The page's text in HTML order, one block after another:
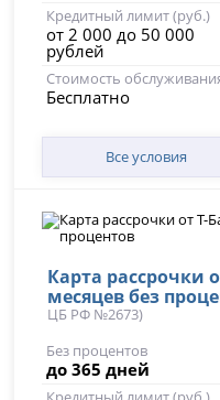
Кредитный лимит (руб.)
от 2 000 до 50 000
рублей
Стоимость
Бесплатно
Все условия
Карта рассрочки
месяцев без
ЦБ РФ №2673)
Без процентов
до 365 дней